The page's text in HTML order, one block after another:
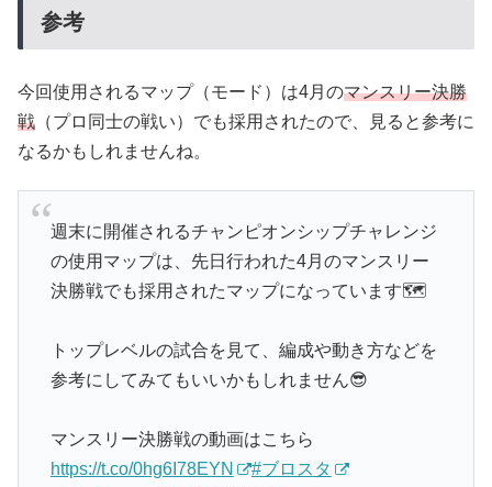
参考
今回使用されるマップ（モード）は4月のマンスリー決勝
戦 （プロ同士の戦い）でも採用されたので、見ると参考に
なるかもしれませんね。
週末に開催されるチャンピオンシップチャレンジ
の使用マップは、先日行われた4月のマンスリー
決勝戦でも採用されたマップになっています🗺️
トップレベルの試合を見て、編成や動き方などを
参考にしてみてもいいかもしれません😎
マンスリー決勝戦の動画はこちら
https://t.co/0hg6I78EYN
#ブロスタ